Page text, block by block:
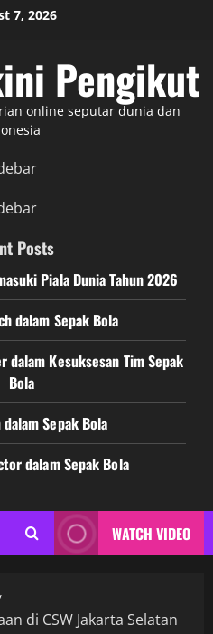
7, 2026
Pengikut
online seputar dunia dan
Posts
Piala Dunia Tahun 2026
dalam Sepak Bola
dalam Kesuksesan Tim Sepak
Bola
Sepak Bola
dalam Sepak Bola
WATCH VIDEO
di CSW Jakarta Selatan